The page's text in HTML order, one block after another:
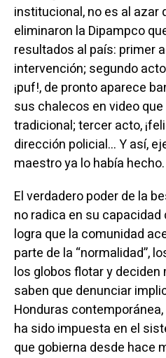
institucional, no es al azar
eliminaron la Dipampco
resultados al país: primer
intervención; segundo
¡puf!, de pronto aparece
sus chalecos en video
tradicional; tercer acto,
dirección policial… Y así,
maestro ya lo había hecho.
El verdadero poder de la
no radica en su
logra que la comunidad
parte de la “normalidad”,
los globos flotar y deciden
saben que denunciar
Honduras
ha sido impuesta en el
que gobierna desde hace